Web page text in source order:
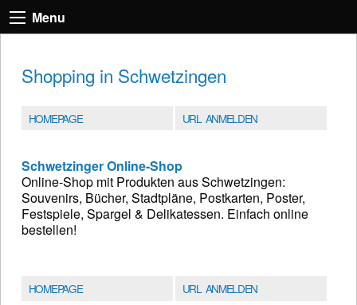
Menu
Shopping in Schwetzingen
HOMEPAGE URL ANMELDEN
Schwetzinger Online-Shop
Online-Shop mit Produkten aus Schwetzingen:
Souvenirs, Bücher, Stadtpläne, Postkarten, Poster,
Festspiele, Spargel & Delikatessen. Einfach online
bestellen!
HOMEPAGE URL ANMELDEN